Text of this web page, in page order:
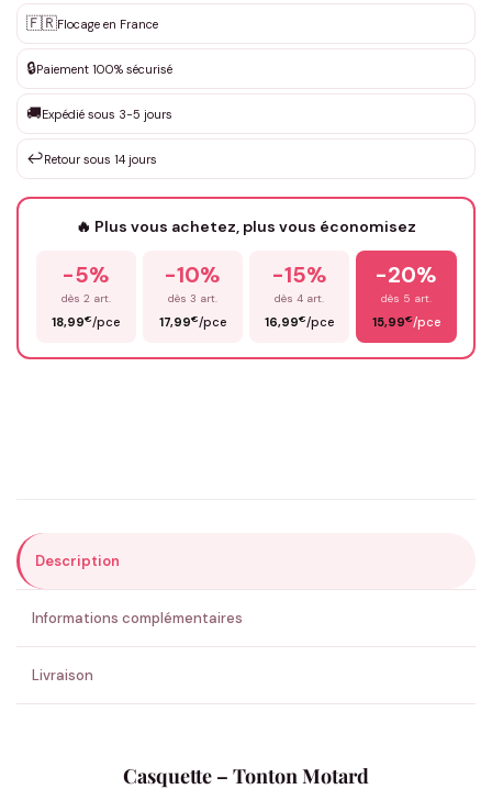
✨ Personnalisation sur mesure
DEVIS GRATUIT · Personnalisation de 3 à 10€ selon la demande
Que souhaitez-vous ?*
Votre texte / idée*
Prénom*
ENVOYER MA DEMANDE ✨
💚 Retour sous 24-48h🇫🇷 Flocage en France✅ Validation avant fabrication
🇫🇷Flocage en France
🔒Paiement 100% sécurisé
🚚Expédié sous 3-5 jours
↩️Retour sous 14 jours
🔥 Plus vous achetez, plus vous économisez
-5%
dès 2 art.
18,99€/pce
-10%
dès 3 art.
17,99€/pce
-15%
dès 4 art.
16,99€/pce
-20%
dès 5 art.
15,99€/pce
Description
Informations complémentaires
Livraison
Casquette – Tonton Motard